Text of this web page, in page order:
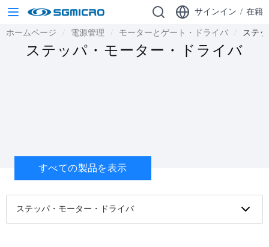
サインイン / 在籍
ホームページ 電源管理 モーターとゲート・ドライバ ステ
ステッパ・モーター・ドライバ
すべての製品を表示
ステッパ・モーター・ドライバ